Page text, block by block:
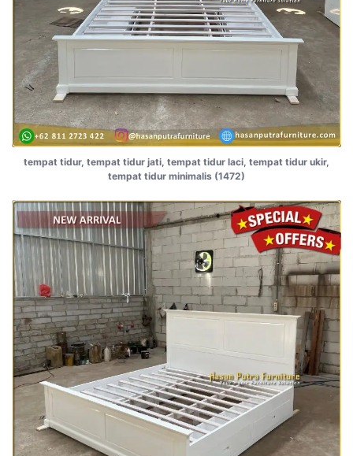
tempat tidur, tempat tidur jati, tempat tidur laci, tempat tidur ukir,
tempat tidur minimalis (1472)